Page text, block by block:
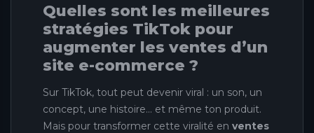
Quelles sont les meilleures
stratégies TikTok pour
augmenter les ventes d’un
site e-commerce ?
Sur TikTok, tout peut devenir viral : un son, un
concept, une histoire… et même ton produit.
Mais pour transformer cette viralité en ventes